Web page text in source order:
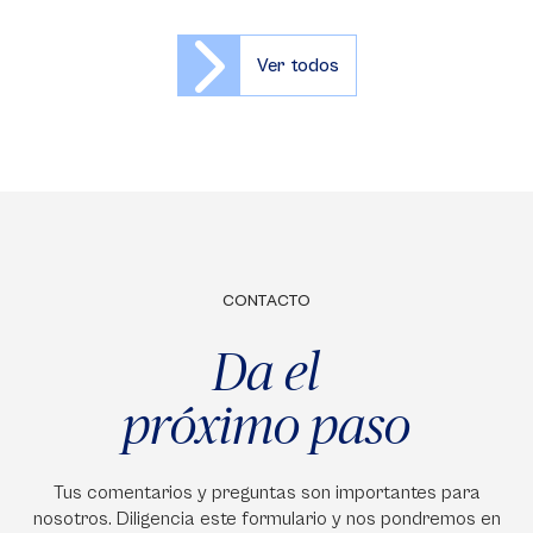
Ver todos
CONTACTO
Da el
próximo paso
Tus comentarios y preguntas son importantes para
nosotros. Diligencia este formulario y nos pondremos en